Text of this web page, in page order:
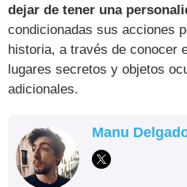
dejar de tener una
condicionadas sus acciones
historia, a través de conocer
lugares secretos y objetos
adicionales.
Manu